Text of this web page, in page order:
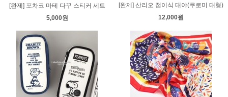
[완제] 포차코 마테 다꾸 스티커 세트
5,000원
[완제] 산리오 접이식 대야(쿠로미 대형)
12,000원